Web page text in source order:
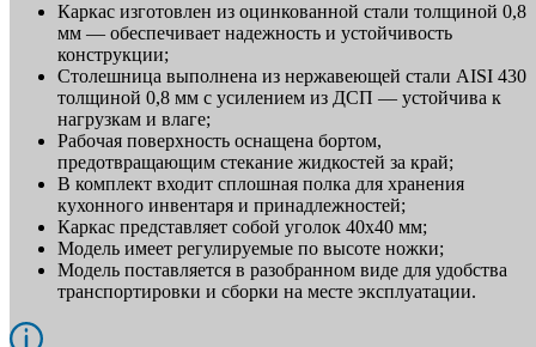
Каркас изготовлен из оцинкованной стали толщиной 0,8
мм — обеспечивает надежность и устойчивость
конструкции;
Столешница выполнена из нержавеющей стали AISI 430
толщиной 0,8 мм с усилением из ДСП — устойчива к
нагрузкам и влаге;
Рабочая поверхность оснащена бортом,
предотвращающим стекание жидкостей за край;
В комплект входит сплошная полка для хранения
кухонного инвентаря и принадлежностей;
Каркас представляет собой уголок 40х40 мм;
Модель имеет регулируемые по высоте ножки;
Модель поставляется в разобранном виде для удобства
транспортировки и сборки на месте эксплуатации.